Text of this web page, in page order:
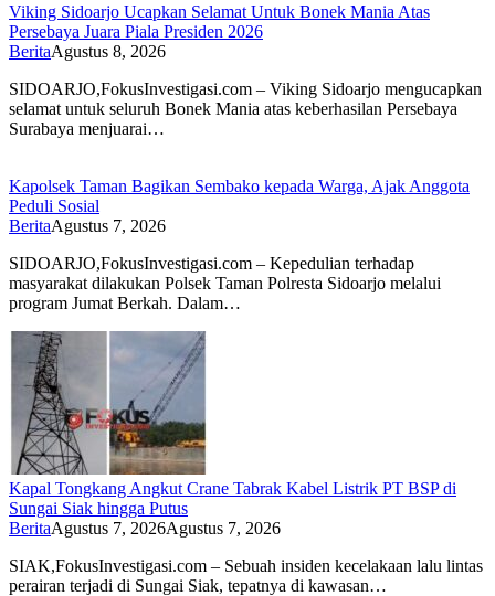
Viking Sidoarjo Ucapkan Selamat Untuk Bonek Mania Atas
Persebaya Juara Piala Presiden 2026
BeritaAgustus 8, 2026
SIDOARJO,FokusInvestigasi.com – Viking Sidoarjo mengucapkan
selamat untuk seluruh Bonek Mania atas keberhasilan Persebaya
Surabaya menjuarai…
Kapolsek Taman Bagikan Sembako kepada Warga, Ajak Anggota
Peduli Sosial
BeritaAgustus 7, 2026
SIDOARJO,FokusInvestigasi.com – Kepedulian terhadap
masyarakat dilakukan Polsek Taman Polresta Sidoarjo melalui
program Jumat Berkah. Dalam…
Kapal Tongkang Angkut Crane Tabrak Kabel Listrik PT BSP di
Sungai Siak hingga Putus
BeritaAgustus 7, 2026Agustus 7, 2026
SIAK,FokusInvestigasi.com – Sebuah insiden kecelakaan lalu lintas
perairan terjadi di Sungai Siak, tepatnya di kawasan…